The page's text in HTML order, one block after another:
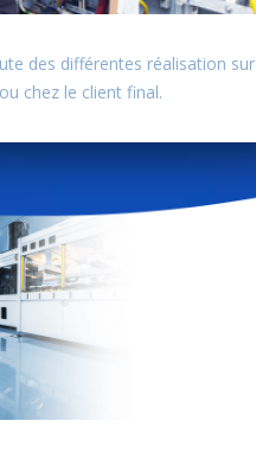
des différentes réalisation sur
chez le client final.